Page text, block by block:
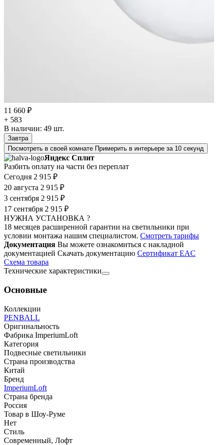
11 660 ₽
+ 583
В наличии: 49 шт.
Завтра
Посмотреть в своей комнате Примерить в интерьере за 10 секунд
Яндекс Сплит
Разбить оплату на части без переплат
Сегодня 2 915 ₽
20 августа 2 915 ₽
3 сентября 2 915 ₽
17 сентября 2 915 ₽
НУЖНА УСТАНОВКА ?
18 месяцев расширенной гарантии на светильники при
условии монтажа нашим специалистом. Смотреть тарифы
Документация Вы можете ознакомиться с накладной
документацией Скачать документацию Cертификат EAC
Cхема товара
Технические характеристики
Основные
Коллекции
PENBALL
Оригинальность
Фабрика ImperiumLoft
Категория
Подвесные светильники
Страна производства
Китай
Бренд
ImperiumLoft
Страна бренда
Россия
Товар в Шоу-Руме
Нет
Стиль
Современный, Лофт